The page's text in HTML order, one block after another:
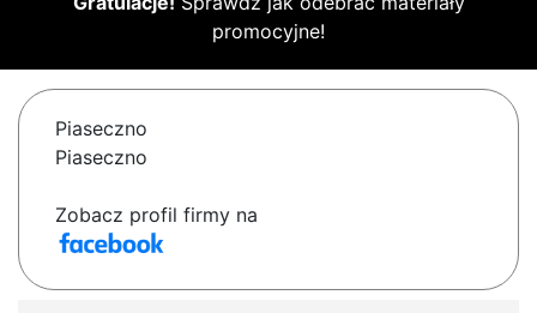
promocyjne!
Piaseczno
Piaseczno
Zobacz profil firmy na